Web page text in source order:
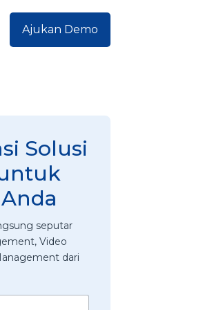
Ajukan Demo
Solusi
seputar
Video
dari